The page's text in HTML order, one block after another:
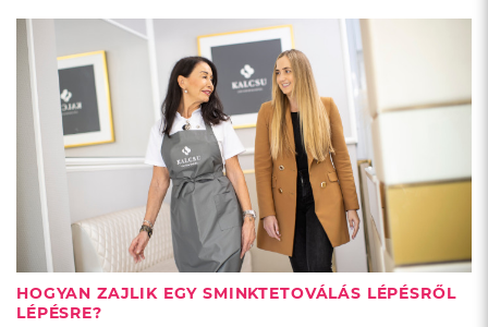
HOGYAN ZAJLIK EGY SMINKTETOVÁLÁS LÉPÉSRŐL
LÉPÉSRE?